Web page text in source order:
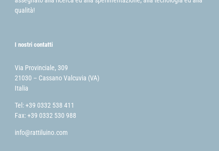
qualità!
I nostri contatti
Via Provinciale, 309
21030 – Cassano Valcuvia (VA)
Italia
Tel: +39 0332 538 411
Fax: +39 0332 530 988
info@rattiluino.com